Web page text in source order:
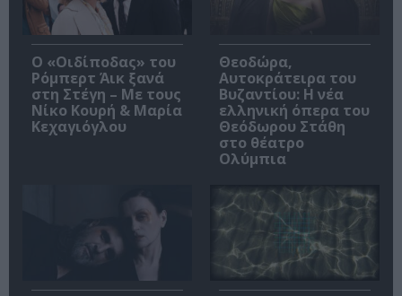
O «Οιδίποδας» του
Ρόμπερτ Άικ ξανά
στη Στέγη – Με τους
Νίκο Κουρή & Μαρία
Κεχαγιόγλου
Θεοδώρα,
Αυτοκράτειρα του
Βυζαντίου: Η νέα
ελληνική όπερα του
Θεόδωρου Στάθη
στο θέατρο
Ολύμπια